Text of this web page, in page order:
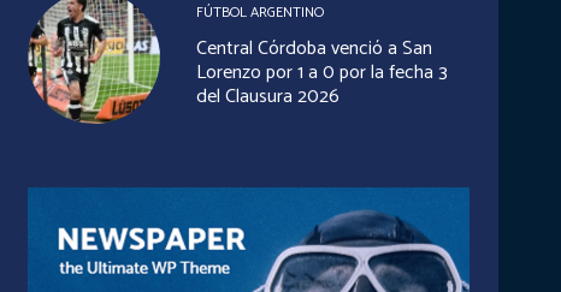
FÚTBOL ARGENTINO
Central Córdoba venció a San
Lorenzo por 1 a 0 por la fecha 3
del Clausura 2026